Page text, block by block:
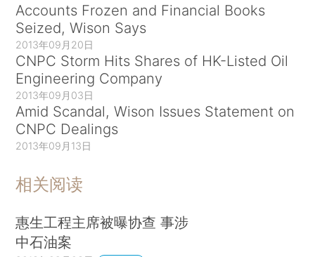
Accounts Frozen and Financial Books
Seized, Wison Says
2013年09月20日
CNPC Storm Hits Shares of HK-Listed Oil
Engineering Company
2013年09月03日
Amid Scandal, Wison Issues Statement on
CNPC Dealings
2013年09月13日
相关阅读
惠生工程主席被曝协查 事涉
中石油案